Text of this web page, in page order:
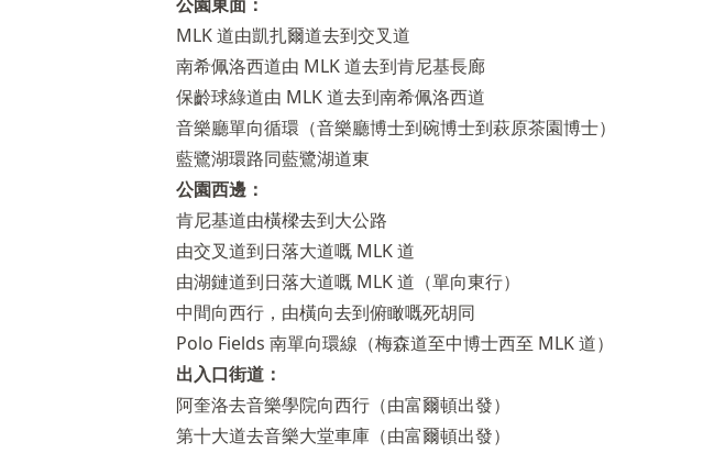
MLK 道由凱扎爾道去到交叉道
南希佩洛西道由 MLK 道去到肯尼基長廊
保齡球綠道由 MLK 道去到南希佩洛西道
音樂廳單向循環（音樂廳博士到碗博士到萩原茶園博士）
藍鷺湖環路同藍鷺湖道東
公園西邊：
肯尼基道由橫樑去到大公路
由交叉道到日落大道嘅 MLK 道
由湖鏈道到日落大道嘅 MLK 道（單向東行）
中間向西行，由橫向去到俯瞰嘅死胡同
Polo Fields 南單向環線（梅森道至中博士西至 MLK 道）
出入口街道：
阿奎洛去音樂學院向西行（由富爾頓出發）
第十大道去音樂大堂車庫（由富爾頓出發）